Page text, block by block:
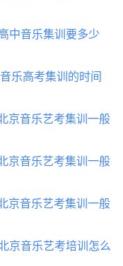
中音乐集训要多少
乐高考集训的时间
京音乐艺考集训一般
京音乐艺考集训一般
京音乐艺考集训一般
京音乐艺考培训怎么